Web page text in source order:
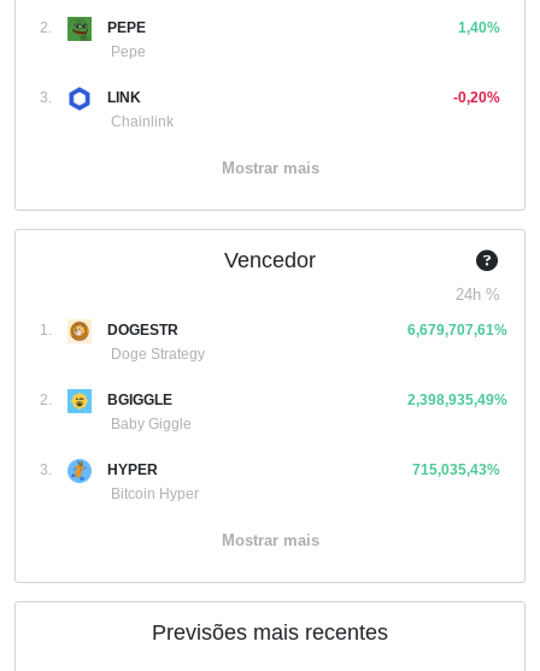
2.
PEPE
Pepe
1,40%
3.
LINK
Chainlink
-0,20%
Mostrar mais
Vencedor
24h %
1.
DOGESTR
Doge Strategy
6,679,707,61%
2.
BGIGGLE
Baby Giggle
2,398,935,49%
3.
HYPER
Bitcoin Hyper
715,035,43%
Mostrar mais
Previsões mais recentes